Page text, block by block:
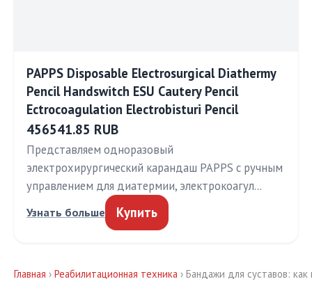
PAPPS Disposable Electrosurgical Diathermy
Pencil Handswitch ESU Cautery Pencil
Ectrocoagulation Electrobisturi Pencil
456541.85 RUB
Представляем одноразовый
электрохирургический карандаш PAPPS с ручным
управлением для диатермии, электрокоагул…
Узнать больше Купить
Главная › Реабилитационная техника › Бандажи для суставов: